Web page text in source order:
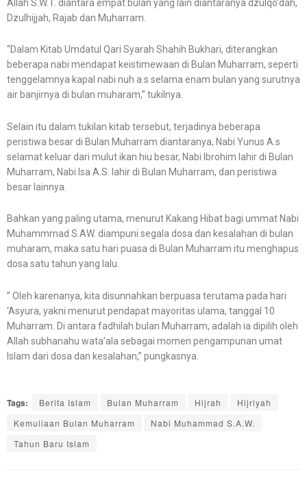
Allah S.W.T. diantara empat bulan yang lain diantaranya dzulqo’dah,
Dzulhijjah, Rajab dan Muharram.
“Dalam Kitab Umdatul Qari Syarah Shahih Bukhari, diterangkan
beberapa nabi mendapat keistimewaan di Bulan Muharram, seperti
tenggelamnya kapal nabi nuh a.s selama enam bulan yang surutnya
air banjirnya di bulan muharam,” tukilnya.
Selain itu dalam tukilan kitab tersebut, terjadinya beberapa
peristiwa besar di Bulan Muharram diantaranya, Nabi Yunus A.s
selamat keluar dari mulut ikan hiu besar, Nabi Ibrohim lahir di Bulan
Muharram, Nabi Isa A.S. lahir di Bulan Muharram, dan peristiwa
besar lainnya.
Bahkan yang paling utama, menurut Kakang Hibat bagi ummat Nabi
Muhammmad S.AW. diampuni segala dosa dan kesalahan di bulan
muharam, maka satu hari puasa di Bulan Muharram itu menghapus
dosa satu tahun yang lalu.
” Oleh karenanya, kita disunnahkan berpuasa terutama pada hari
‘Asyura, yakni menurut pendapat mayoritas ulama, tanggal 10
Muharram. Di antara fadhilah bulan Muharram, adalah ia dipilih oleh
Allah subhanahu wata’ala sebagai momen pengampunan umat
Islam dari dosa dan kesalahan,” pungkasnya.
Tags: Berita Islam Bulan Muharram Hijrah
Hijriyah
Kemuliaan Bulan Muharram
Nabi Muhammad S.A.W.
Tahun Baru Islam